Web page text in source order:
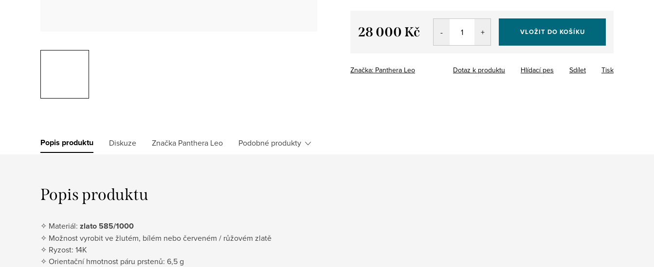
28 000 Kč VLOŽIT DO KOŠÍKU
Značka: Panthera Leo Tisk
Dotaz k produktu Hlídací pes Sdílet
Popis produktu Diskuze Značka Panthera Leo Podobné produkty
Popis produktu
✧ Materiál: zlato 585/1000
✧ Možnost vyrobit ve žlutém, bílém nebo červeném / růžovém zlatě
✧ Ryzost: 14K
✧ Orientační hmotnost páru prstenů: 6,5 g